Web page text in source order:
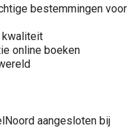
bestemmingen voor
kwaliteit
online boeken
aangesloten bij